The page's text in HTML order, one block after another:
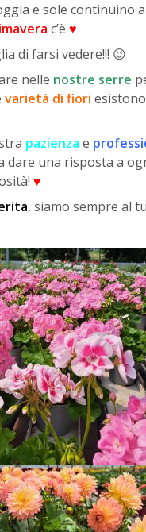
e sole continuino
c’è ♥
di farsi vedere!!! 😉
nelle nostre serre
varietà di fiori
pazienza e
dare una risposta a
♥
, siamo sempre al